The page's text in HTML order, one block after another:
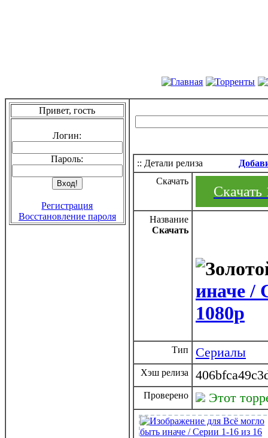
Привет, гость
Логин:
Пароль:
Регистрация
Восстановление пароля
:: Детали релиза
Скачать
Скачать
Название
Скачать
иначе /
1080p
Тип Сериалы
Хэш релиза
Проверено Этот